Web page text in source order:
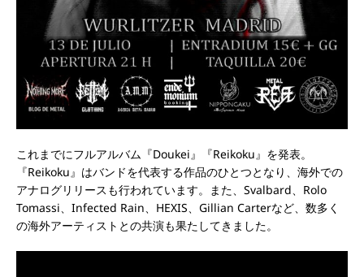
これまでにフルアルバム『Doukei』『Reikoku』を発表。
『Reikoku』はバンドを代表する作品のひとつとなり、海外での
アナログリリースも行われています。また、Svalbard、Rolo
Tomassi、Infected Rain、HEXIS、Gillian Carterなど、数多く
の海外アーティストとの共演も果たしてきました。